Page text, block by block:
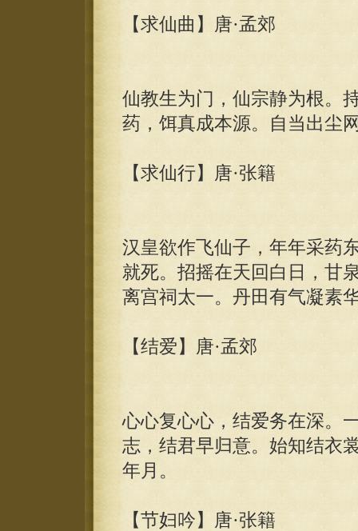
【求仙曲】唐·孟郊
仙教生为门，仙宗静为根。
药，饵真成本源。自当出尘
【求仙行】唐·张籍
汉皇欲作飞仙子，年年采药
就死。招摇在天回白日，甘
离宫祠太一。丹田有气凝素
【结爱】唐·孟郊
心心复心心，结爱务在深。
志，结君早归意。始知结衣
年月。
【节妇吟】唐·张籍